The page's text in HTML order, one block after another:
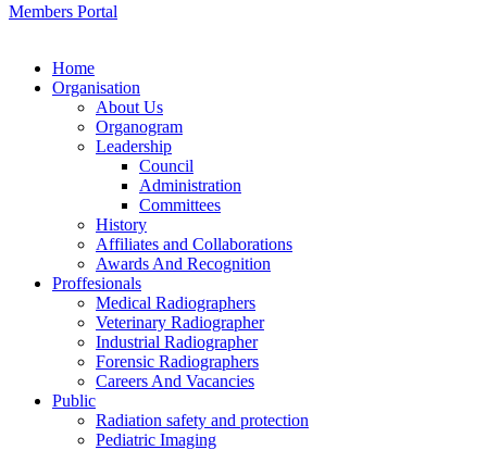
Members Portal
Home
Organisation
About Us
Organogram
Leadership
Council
Administration
Committees
History
Affiliates and Collaborations
Awards And Recognition
Proffesionals
Medical Radiographers
Veterinary Radiographer
Industrial Radiographer
Forensic Radiographers
Careers And Vacancies
Public
Radiation safety and protection
Pediatric Imaging